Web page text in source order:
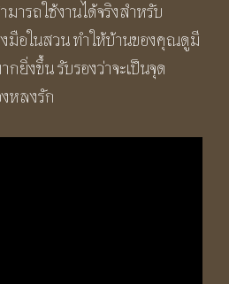
ารถใช้งานได้จริงสำหรับ
มือในสวน ทำให้บ้านของคุณดูมี
ยิ่งขึ้น รับรองว่าจะเป็นจุด
หลงรัก